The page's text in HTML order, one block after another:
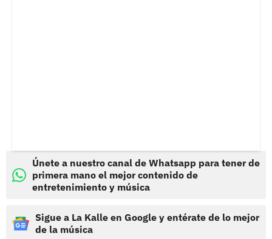
Únete a nuestro canal de Whatsapp para tener de
primera mano el mejor contenido de
entretenimiento y música
Sigue a La Kalle en Google y entérate de lo mejor
de la música